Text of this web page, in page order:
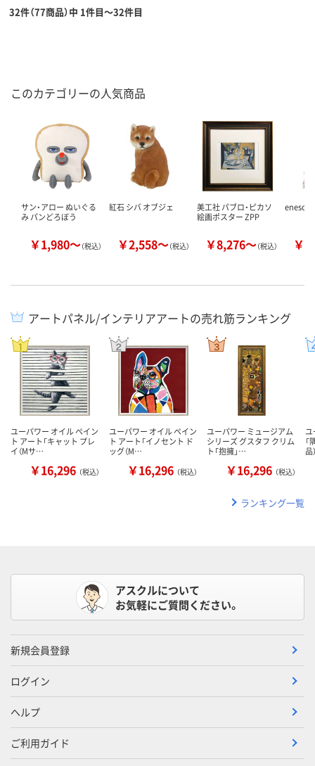
32件（77商品）中 1件目～32件目
このカテゴリーの人気商品
サン・アロー ぬいぐる
み パンどろぼう
￥1,980～（税込）
紅石 シバ オブジェ
￥2,558～（税込）
美工社 パブロ・ピカソ
絵画ポスター ZPP
￥8,276～（税込）
enesco
￥
アートパネル/インテリアアートの売れ筋ランキング
ユーパワー オイル ペイン
ト アート「キャット プレ
イ（Mサ…
￥16,296 （税込）
ユーパワー オイル ペイン
ト アート「イノセント ド
ッグ（M…
￥16,296 （税込）
ユーパワー ミュージアム
シリーズ グスタフ クリム
ト「抱擁」…
￥16,296 （税込）
「
品
ランキング一覧
アスクルについて
お気軽にご質問ください。
新規会員登録
ログイン
ヘルプ
ご利用ガイド